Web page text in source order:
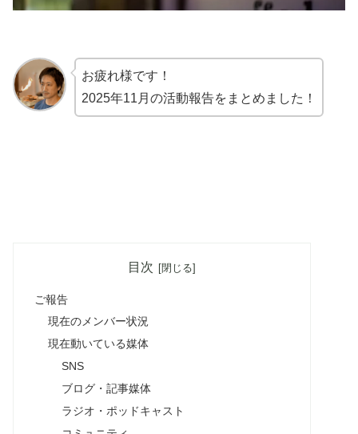
お疲れ様です！
2025年11月の活動報告をまとめました！
目次
ご報告
現在のメンバー状況
現在動いている媒体
SNS
ブログ・記事媒体
ラジオ・ポッドキャスト